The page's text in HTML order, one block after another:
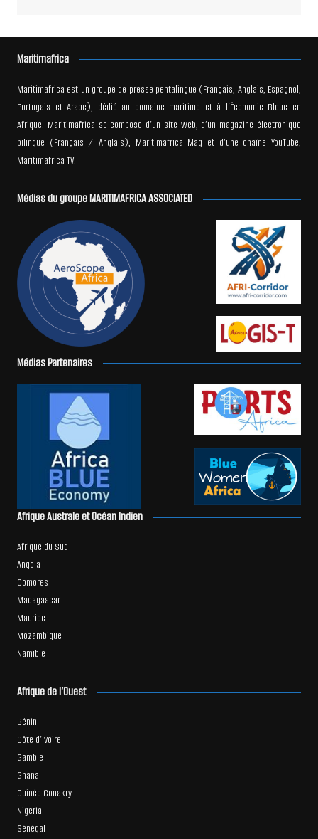
Maritimafrica
Maritimafrica est un groupe de presse pentalingue (Français, Anglais, Espagnol,
Portugais et Arabe), dédié au domaine maritime et à l’Économie Bleue en
Afrique. Maritimafrica se compose d’un site web, d’un magazine électronique
bilingue (Français / Anglais), Maritimafrica Mag et d’une chaîne YouTube,
Maritimafrica TV.
Médias du groupe MARITIMAFRICA ASSOCIATED
Médias Partenaires
Afrique Australe et Océan Indien
Afrique du Sud
Angola
Comores
Madagascar
Maurice
Mozambique
Namibie
Afrique de l’Ouest
Bénin
Côte d’Ivoire
Gambie
Ghana
Guinée Conakry
Nigeria
Sénégal